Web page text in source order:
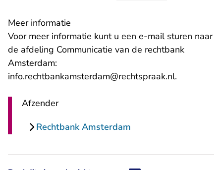
Meer informatie
Voor meer informatie kunt u een e-mail sturen naar
de afdeling Communicatie van de rechtbank
Amsterdam:
info.rechtbankamsterdam@rechtspraak.nl- U verlaat
.
Afzender
Rechtbank Amsterdam